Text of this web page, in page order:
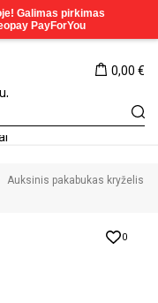
0,00 €
Auksinis pakabukas kryželis
0